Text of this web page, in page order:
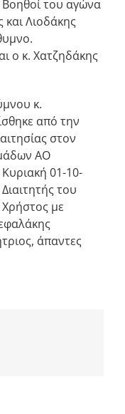
του αγώνα
και Λιοδάκης
ο κ. Χατζηδάκης
κ.
από την
στον
ΑΟ
01-10-
του
με
άπαντες